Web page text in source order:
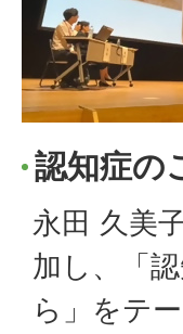
認知症の
永田 久美
加し、「
ら」をテ